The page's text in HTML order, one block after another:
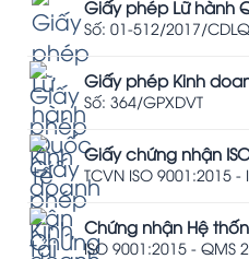
Giấy phép Lữ hành
Số: 01-512/2017/
Giấy phép Kinh
Số: 364/GPXDVT
Giấy chứng nhận
TCVN ISO 9001:2015 -
Chứng nhận Hệ
ISO 9001:2015 - QMS